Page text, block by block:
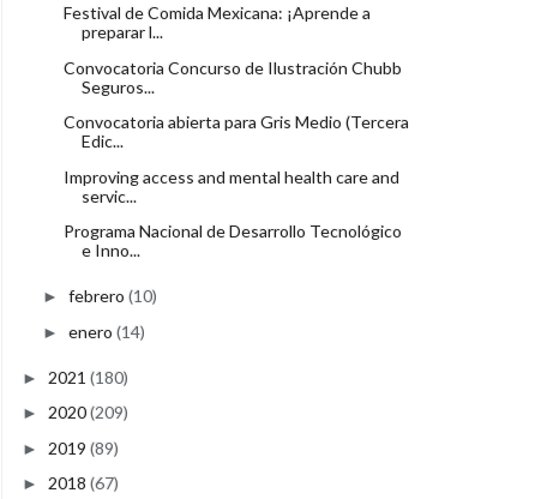
Festival de Comida Mexicana: ¡Aprende a
preparar l...
Convocatoria Concurso de Ilustración Chubb
Seguros...
Convocatoria abierta para Gris Medio (Tercera
Edic...
Improving access and mental health care and
servic...
Programa Nacional de Desarrollo Tecnológico
e Inno...
► febrero (10)
► enero (14)
► 2021 (180)
► 2020(209)
► 2019 (89)
► 2018 (67)